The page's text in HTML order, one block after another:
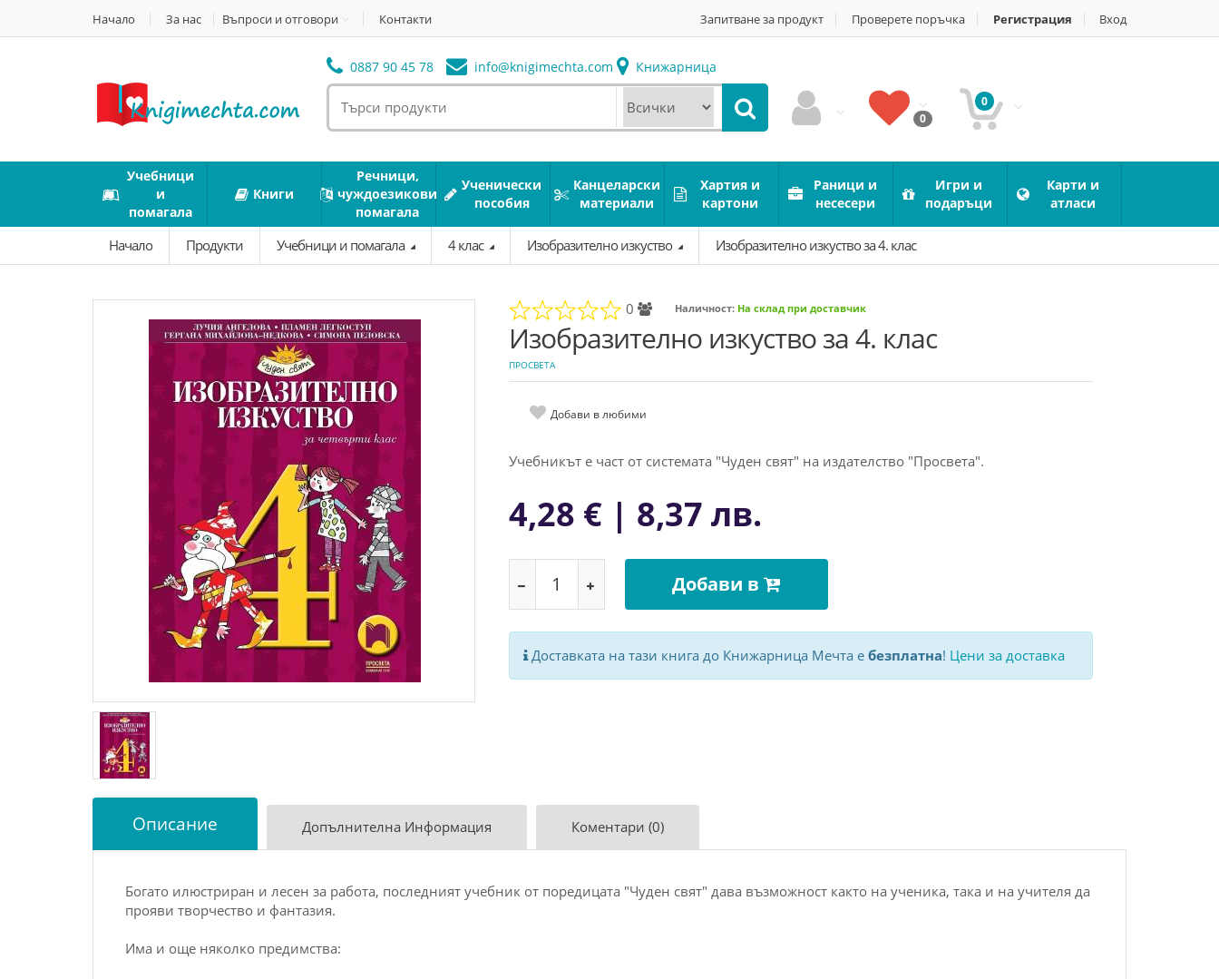
Начало За нас Въпроси и отговори Контакти Запитване за продукт Проверете поръчка Регистрация Вход
0887 90 45 78 info@knigimechta.com Книжарница
0
0
Учебници
и
помагала
Книги
Речници,
чуждоезикови
помагала
Ученически
пособия
Канцеларски
материали
Хартия и
картони
Раници и
несесери
Игри и
подаръци
Карти и
атласи
Начало Продукти Учебници и помагала 4 клас Изобразително изкуство Изобразително изкуство за 4. клас
0 Наличност: На склад при доставчик
Изобразително изкуство за 4. клас
ПРОСВЕТА
Добави в любими
Учебникът е част от системата "Чуден свят" на издателство "Просвета".
4,28 € | 8,37 лв.
Добави в
Доставката на тази книга до Книжарница Мечта е безплатна! Цени за доставка
Описание Допълнителна Информация Коментари (0)
Богато илюстриран и лесен за работа, последният учебник от поредицата "Чуден свят" дава възможност както на ученика, така и на учителя да
прояви творчество и фантазия.
Има и още няколко предимства: